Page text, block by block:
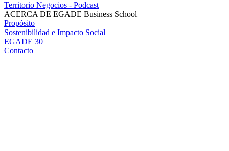
Territorio Negocios - Podcast
ACERCA DE EGADE Business School
Propósito
Sostenibilidad e Impacto Social
EGADE 30
Contacto